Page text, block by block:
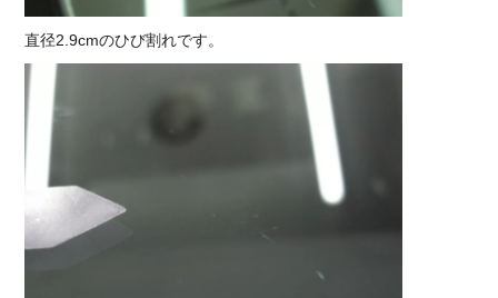
直径2.9cmのひび割れです。